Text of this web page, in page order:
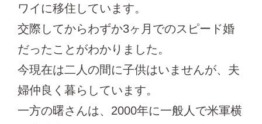
ワイに移住しています。
交際してからわずか3ヶ月でのスピード婚
だったことがわかりました。
今現在は二人の間に子供はいませんが、夫
婦仲良く暮らしています。
一方の曙さんは、2000年に一般人で米軍横